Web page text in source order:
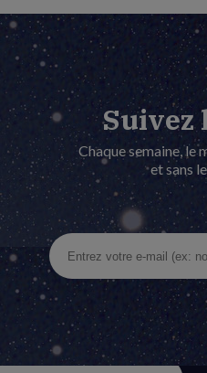
Suivez
Chaque semaine, le
et sans